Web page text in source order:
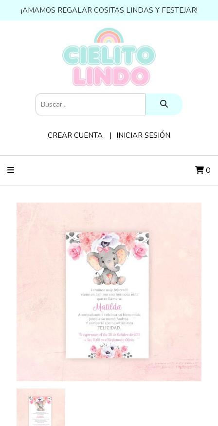
¡AMAMOS REGALAR COSITAS LINDAS Y FESTEJAR!
CREAR CUENTA INICIAR SESIÓN
0